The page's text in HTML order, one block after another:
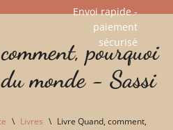
Envoi rapide -
paiement
sécurisé​
pourquoi
monde - Sassi
\ Livres \ Livre Quand, comment,